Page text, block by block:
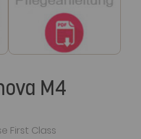
M4
First Class